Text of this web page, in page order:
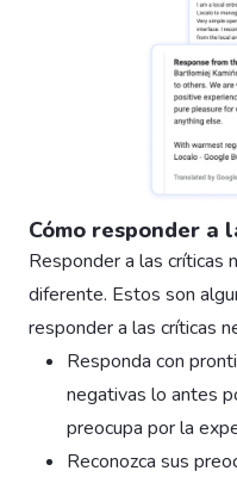
Cómo responder a
Responder a las críticas
diferente. Estos son
responder a las críticas
Responda con
negativas lo antes
preocupa por la
Reconozca sus